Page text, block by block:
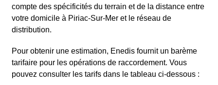
compte des spécificités du terrain et de la distance entre
votre domicile à Piriac-Sur-Mer et le réseau de
distribution.
Pour obtenir une estimation, Enedis fournit un barème
tarifaire pour les opérations de raccordement. Vous
pouvez consulter les tarifs dans le tableau ci-dessous :